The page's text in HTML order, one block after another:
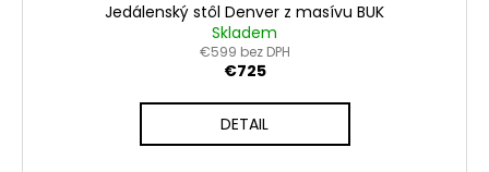
Jedálenský stôl Denver z masívu BUK
Skladem
€599 bez DPH
€725
DETAIL